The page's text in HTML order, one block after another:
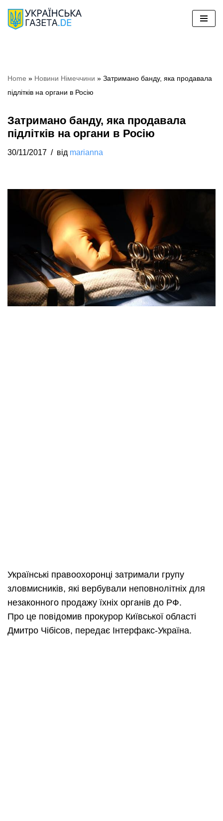
Перейти
Home » Новини Німеччини » Затримано банду, яка продавала
підлітків на органи в Росію
Затримано банду, яка продавала
підлітків на органи в Росію
30/11/2017 від marianna
Українські правоохоронці затримали групу
зловмисників, які вербували неповнолітніх для
незаконного продажу їхніх органів до РФ.
Про це повідомив прокурор Київської області
Дмитро Чібісов, передає Інтерфакс-Україна.